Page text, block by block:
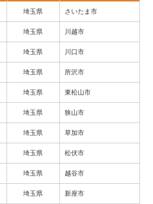
埼玉県 さいたま市
埼玉県 川越市
埼玉県 川口市
埼玉県 所沢市
埼玉県 東松山市
埼玉県 狭山市
埼玉県 草加市
埼玉県 松伏市
埼玉県 越谷市
埼玉県 新座市